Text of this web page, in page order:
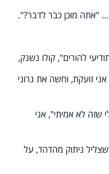
"אתה מוכן כבר לדבר?".
להורים", קולו נשנק,
זועקת, וחשה את גרוני
שזה לא אמיתי", אני
ניתוק מהדהד, על